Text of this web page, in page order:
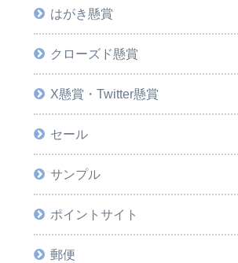
はがき懸賞
クローズド懸賞
X懸賞・Twitter懸賞
セール
サンプル
ポイントサイト
郵便